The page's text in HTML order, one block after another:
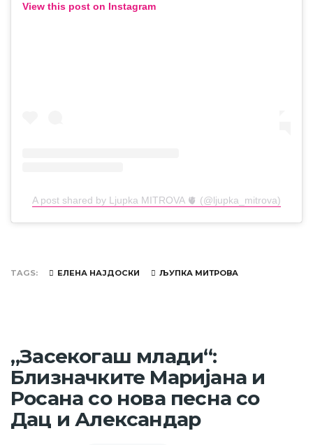
View this post on Instagram
A post shared by Ljupka MITROVA 🫀 (@ljupka_mitrova)
TAGS ЕЛЕНА НАЈДОСКИ ЉУПКА МИТРОВА
„Засекогаш млади“:
Близначките Маријана и
Росана со нова песна со
Дац и Александар